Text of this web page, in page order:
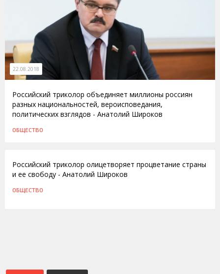
22.08.2018
Российский триколор объединяет миллионы россиян
разных национальностей, вероисповедания,
политических взглядов - Анатолий Широков
ОБЩЕСТВО
Российский триколор олицетворяет процветание страны
и ее свободу - Анатолий Широков
ОБЩЕСТВО